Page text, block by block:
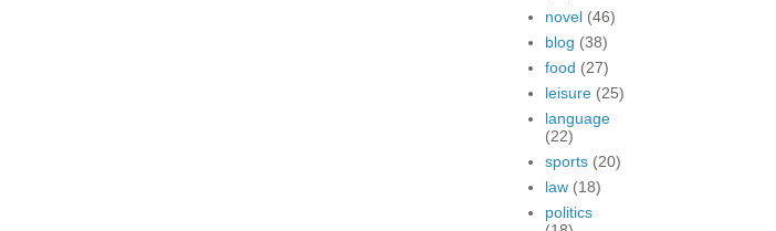
novel (46)
blog (38)
food (27)
leisure (25)
language
(22)
sports (20)
law (18)
politics